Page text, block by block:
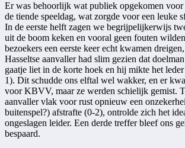
Er was behoorlijk wat publiek opgekomen
de tiende speeldag, wat zorgde voor een leuke
In de eerste helft zagen we begrijpelijkerwijs
uit de boom keken en vooral geen fouten
bezoekers een eerste keer echt kwamen
Hasseltse aanvaller had slim gezien dat
gaatje liet in de korte hoek en hij mikte het
1). Dit schudde ons elftal wel wakker, en er
voor KBVV, maar ze werden schielijk gemist.
aanvaller vlak voor rust opnieuw een
buitenspel?) afstrafte (0-2), ontrolde zich het
ongeslagen leider. Een derde treffer bleef ons
bespaard.